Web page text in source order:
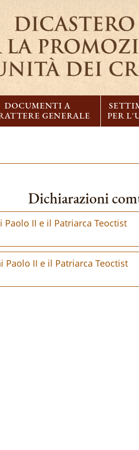
DOCUMENTI A
GENERALE
PER
Dichiarazioni
II e il Patriarca Teoctist
Paolo II e il Patriarca Teoctist